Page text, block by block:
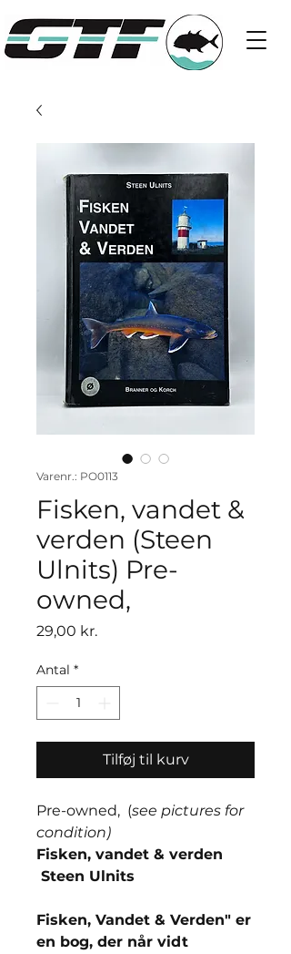
Varenr.: PO0113
Fisken, vandet &
verden (Steen
Ulnits) Pre-
owned,
29,00 kr.Pris
Antal *
Tilføj til kurv
Pre-owned, (see pictures for
condition)
Fisken, vandet & verden
Steen Ulnits
Fisken, Vandet & Verden" er
en bog, der når vidt